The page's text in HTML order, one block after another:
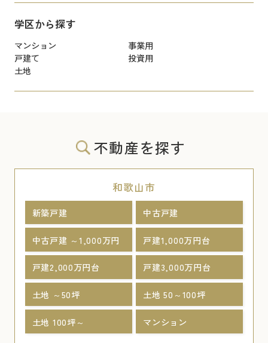
学区から探す
マンション
事業用
戸建て
投資用
土地
不動産を探す
和歌山市
新築戸建 中古戸建
中古戸建 ～1,000万円 戸建1,000万円台
戸建2,000万円台 戸建3,000万円台
土地 ～50坪 土地 50～100坪
土地 100坪～ マンション